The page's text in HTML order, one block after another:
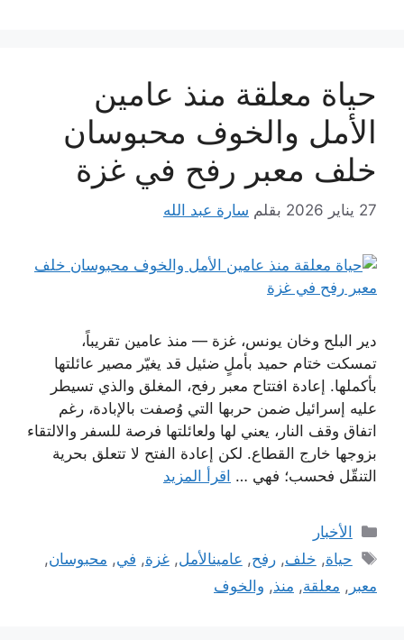
حياة معلقة منذ عامين
الأمل والخوف محبوسان
خلف معبر رفح في غزة
27 يناير 2026 بقلم سارة عبد الله
دير البلح وخان يونس، غزة — منذ عامين تقريباً،
تمسكت ختام حميد بأملٍ ضئيل قد يغيّر مصير عائلتها
بأكملها. إعادة افتتاح معبر رفح، المغلق والذي تسيطر
عليه إسرائيل ضمن حربها التي وُصفت بالإبادة، رغم
اتفاق وقف النار، يعني لها ولعائلتها فرصة للسفر والالتقاء
بزوجها خارج القطاع. لكن إعادة الفتح لا تتعلق بحرية
التنقّل فحسب؛ فهي … اقرأ المزيد
التصنيفات
الأخبار
الوسوم
حياة, خلف,رفح, عامينالأمل,غزة, في, محبوسان,
معبر , معلقة, منذ, والخوف